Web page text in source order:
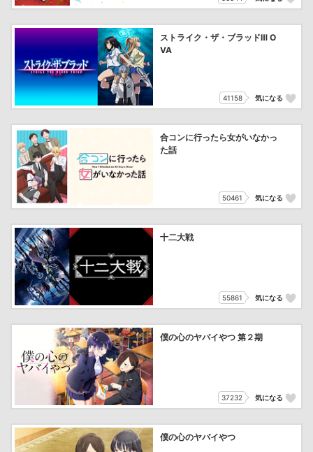
ストライク・ザ・ブラッドⅢ O
VA
41158 気になる
合コンに行ったら女がいなかっ
た話
50461 気になる
十二大戦
55861 気になる
僕の心のヤバイやつ 第２期
37232 気になる
僕の心のヤバイやつ